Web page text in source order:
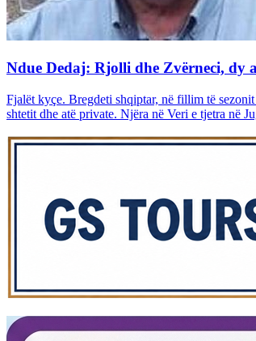
Ndue Dedaj: Rjolli dhe Zvërneci, dy
Fjalët kyçe. Bregdeti shqiptar, në fillim të
shtetit dhe atë private. Njëra në Veri e tjetra në